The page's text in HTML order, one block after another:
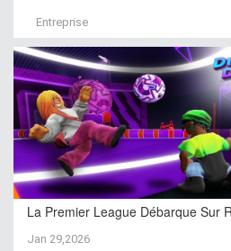
Entreprise
La Premier League Débarque Sur
Jan 29,2026